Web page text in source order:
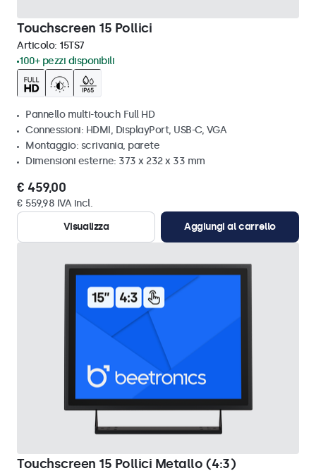
Touchscreen 15 Pollici
Articolo: 15TS7
100+ pezzi disponibili
Pannello multi-touch Full HD
Connessioni: HDMI, DisplayPort, USB-C, VGA
Montaggio: scrivania, parete
Dimensioni esterne: 373 x 232 x 33 mm
€ 459,00
€ 559,98 IVA incl.
Visualizza
Aggiungi al carrello
Touchscreen 15 Pollici Metallo (4:3)